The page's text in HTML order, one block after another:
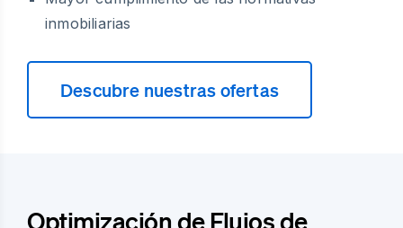
inmobiliarias
Descubre nuestras ofertas
Optimización de Flujos de